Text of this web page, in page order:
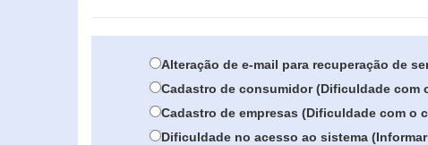
Alteração de e-mail para recuperação de
Cadastro de consumidor (Dificuldade com
Cadastro de empresas (Dificuldade com o
Dificuldade no acesso ao sistema